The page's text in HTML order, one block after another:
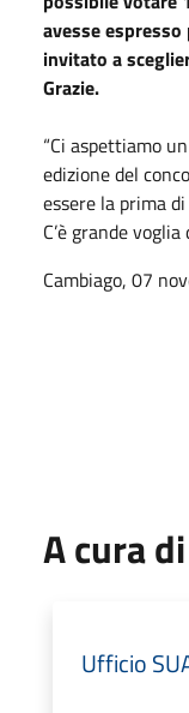
avesse
invitato a
Grazie.
“Ci aspettiamo
edizione del
essere la prima
C’è grande
Cambiago, 07
A cura di
Ufficio